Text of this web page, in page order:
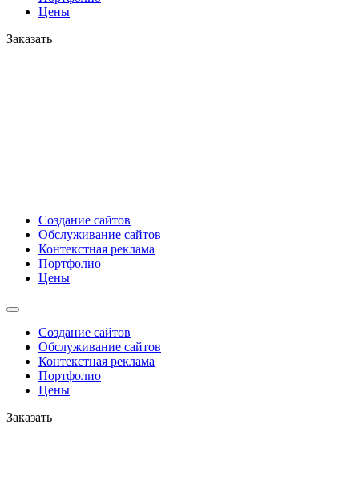
Цены
Заказать
Создание сайтов
Обслуживание сайтов
Контекстная реклама
Портфолио
Цены
Создание сайтов
Обслуживание сайтов
Контекстная реклама
Портфолио
Цены
Заказать